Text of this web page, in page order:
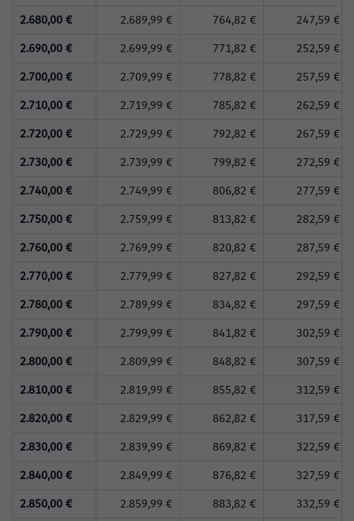
2.680,00 € 2.689,99 € 764,82 € 247,59 €
2.690,00 € 2.699,99 € 771,82 € 252,59 €
2.700,00 € 2.709,99 € 778,82 € 257,59 €
2.710,00 € 2.719,99 € 785,82 € 262,59 €
2.720,00 € 2.729,99 € 792,82 € 267,59 €
2.730,00 € 2.739,99 € 799,82 € 272,59 €
2.740,00 € 2.749,99 € 806,82 € 277,59 €
2.750,00 € 2.759,99 € 813,82 € 282,59 €
2.760,00 € 2.769,99 € 820,82 € 287,59 €
2.770,00 € 2.779,99 € 827,82 € 292,59 €
2.780,00 € 2.789,99 € 834,82 € 297,59 €
2.790,00 € 2.799,99 € 841,82 € 302,59 €
2.800,00 € 2.809,99 € 848,82 € 307,59 €
2.810,00 € 2.819,99 € 855,82 € 312,59 €
2.820,00 € 2.829,99 € 862,82 € 317,59 €
2.830,00 € 2.839,99 € 869,82 € 322,59 €
2.840,00 € 2.849,99 € 876,82 € 327,59 €
2.850,00 € 2.859,99 € 883,82 € 332,59 €